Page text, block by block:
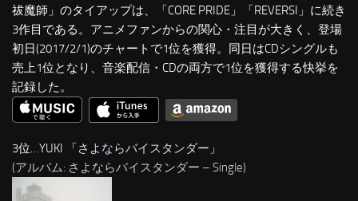
祓魔師」のタイアップは、「CORE PRIDE」「REVERSI」に続き
3作目である。アニメファンからの関心・注目が大きく、登場
初日(2017/2/1)のチャートで1位を獲得。同日はCDシングルも
売上1位となり、音楽配信・CDの両方で1位を獲得する快挙を
記録した。
3位…YUKI 「さよならバイスタンダー 」
(アルバム: さよならバイスタンダー – Single)